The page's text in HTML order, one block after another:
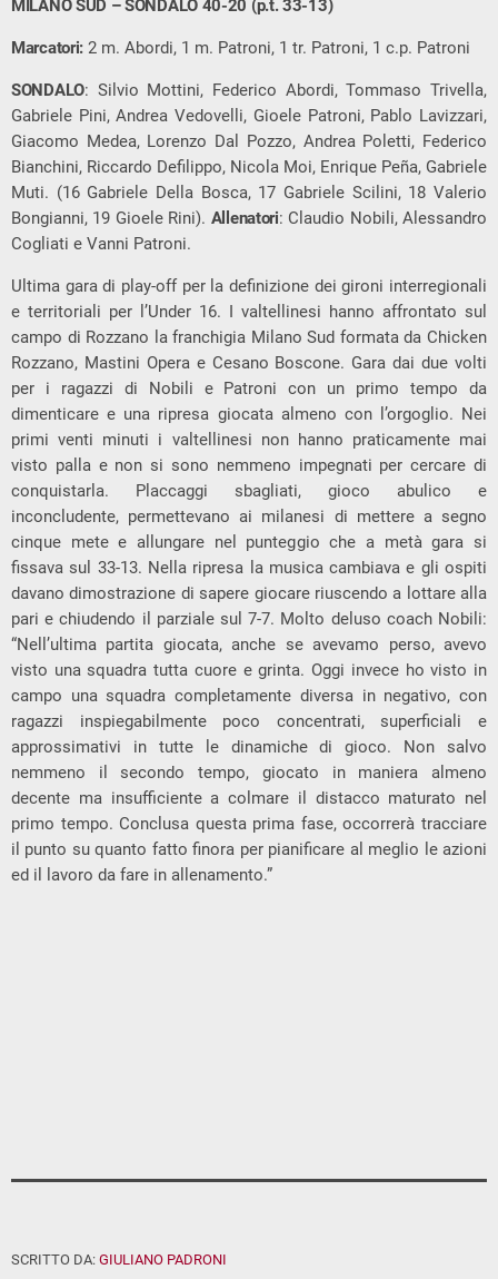
MILANO SUD – SONDALO 40-20 (p.t. 33-13)
Marcatori: 2 m. Abordi, 1 m. Patroni, 1 tr. Patroni, 1 c.p. Patroni
SONDALO: Silvio Mottini, Federico Abordi, Tommaso Trivella,
Gabriele Pini, Andrea Vedovelli, Gioele Patroni, Pablo Lavizzari,
Giacomo Medea, Lorenzo Dal Pozzo, Andrea Poletti, Federico
Bianchini, Riccardo Defilippo, Nicola Moi, Enrique Peña, Gabriele
Muti. (16 Gabriele Della Bosca, 17 Gabriele Scilini, 18 Valerio
Bongianni, 19 Gioele Rini). Allenatori: Claudio Nobili, Alessandro
Cogliati e Vanni Patroni.
Ultima gara di play-off per la definizione dei gironi interregionali
e territoriali per l’Under 16. I valtellinesi hanno affrontato sul
campo di Rozzano la franchigia Milano Sud formata da Chicken
Rozzano, Mastini Opera e Cesano Boscone. Gara dai due volti
per i ragazzi di Nobili e Patroni con un primo tempo da
dimenticare e una ripresa giocata almeno con l’orgoglio. Nei
primi venti minuti i valtellinesi non hanno praticamente mai
visto palla e non si sono nemmeno impegnati per cercare di
conquistarla. Placcaggi sbagliati, gioco abulico e
inconcludente, permettevano ai milanesi di mettere a segno
cinque mete e allungare nel punteggio che a metà gara si
fissava sul 33-13. Nella ripresa la musica cambiava e gli ospiti
davano dimostrazione di sapere giocare riuscendo a lottare alla
pari e chiudendo il parziale sul 7-7. Molto deluso coach Nobili:
“Nell’ultima partita giocata, anche se avevamo perso, avevo
visto una squadra tutta cuore e grinta. Oggi invece ho visto in
campo una squadra completamente diversa in negativo, con
ragazzi inspiegabilmente poco concentrati, superficiali e
approssimativi in tutte le dinamiche di gioco. Non salvo
nemmeno il secondo tempo, giocato in maniera almeno
decente ma insufficiente a colmare il distacco maturato nel
primo tempo. Conclusa questa prima fase, occorrerà tracciare
il punto su quanto fatto finora per pianificare al meglio le azioni
ed il lavoro da fare in allenamento.”
SCRITTO DA: GIULIANO PADRONI